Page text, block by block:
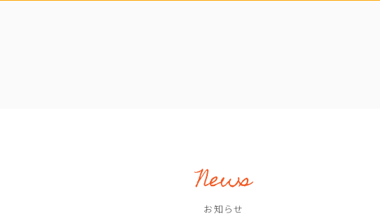
お知らせ